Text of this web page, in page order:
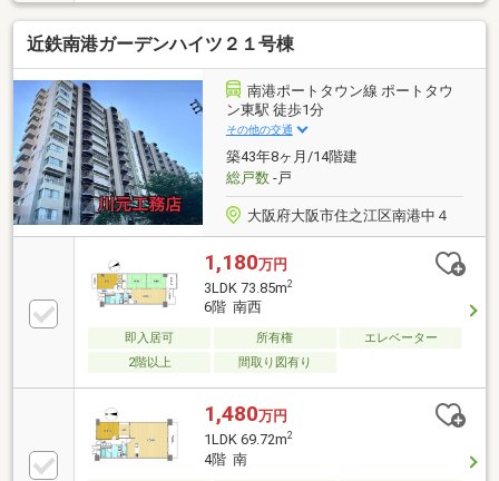
チン！■ゆとりある3LDK（和室6帖・6.3帖・洋室8.4
帖・LDK12.1帖）■約3帖のWIC付きで、衣類や荷物も
すっきり収納可能■和室2室あり、くつろぎ空間や来客
用としても活用可能■LDKは12帖超で、ご家族でゆっ
たり過ごせる広さ■周辺施設充実で、買物・生活とも
に便利な住環境！【備考】契約不適合責任免責（設備
を含む。）その他月額：設備メンテナンス費 月額
300円
近鉄南港ガーデンハイツ２１号棟
南港ポートタウン線 ポートタウ
ン東駅 徒歩1分
その他の交通
築43年8ヶ月/14階建
総戸数-戸
大阪府大阪市住之江区南港中４
1,180万円
3LDK 73.85m2
6階 南西
即入居可 所有権
エレベーター
2階以上
間取り図有り
1,480万円
1LDK 69.72m2
4階 南